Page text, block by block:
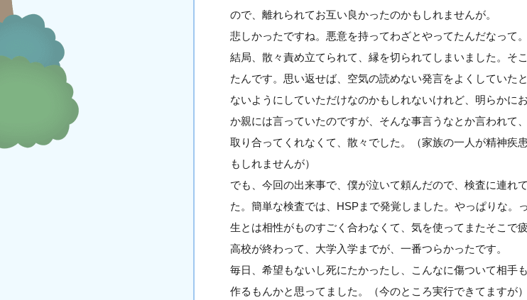
ので、離れられてお互い良かったのかもしれませんが。
悲しかったですね。悪意を持ってわざとやってたんだなって。
結局、散々責め立てられて、縁を切られてしまいました。そ
たんです。思い返せば、空気の読めない発言をよくしていた
ないようにしていただけなのかもしれないけれど、明らかに
か親には言っていたのですが、そんな事言うなとか言われて
取り合ってくれなくて、散々でした。（家族の一人が精神疾
もしれませんが）
でも、今回の出来事で、僕が泣いて頼んだので、検査に連れ
た。簡単な検査では、HSPまで発覚しました。やっぱりな。
生とは相性がものすごく合わなくて、気を使ってまたそこで
高校が終わって、大学入学までが、一番つらかったです。
毎日、希望もないし死にたかったし、こんなに傷ついて相手
作るもんかと思ってました。（今のところ実行できてますが